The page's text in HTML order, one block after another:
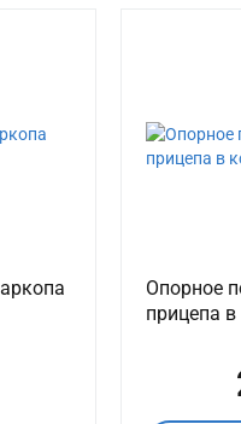
Опорное
прицепа